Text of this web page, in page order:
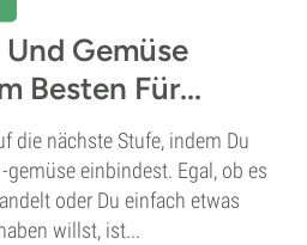
Gemüse
Besten Für...
die nächste Stufe, indem Du
einbindest. Egal, ob es
oder Du einfach etwas
willst, ist...